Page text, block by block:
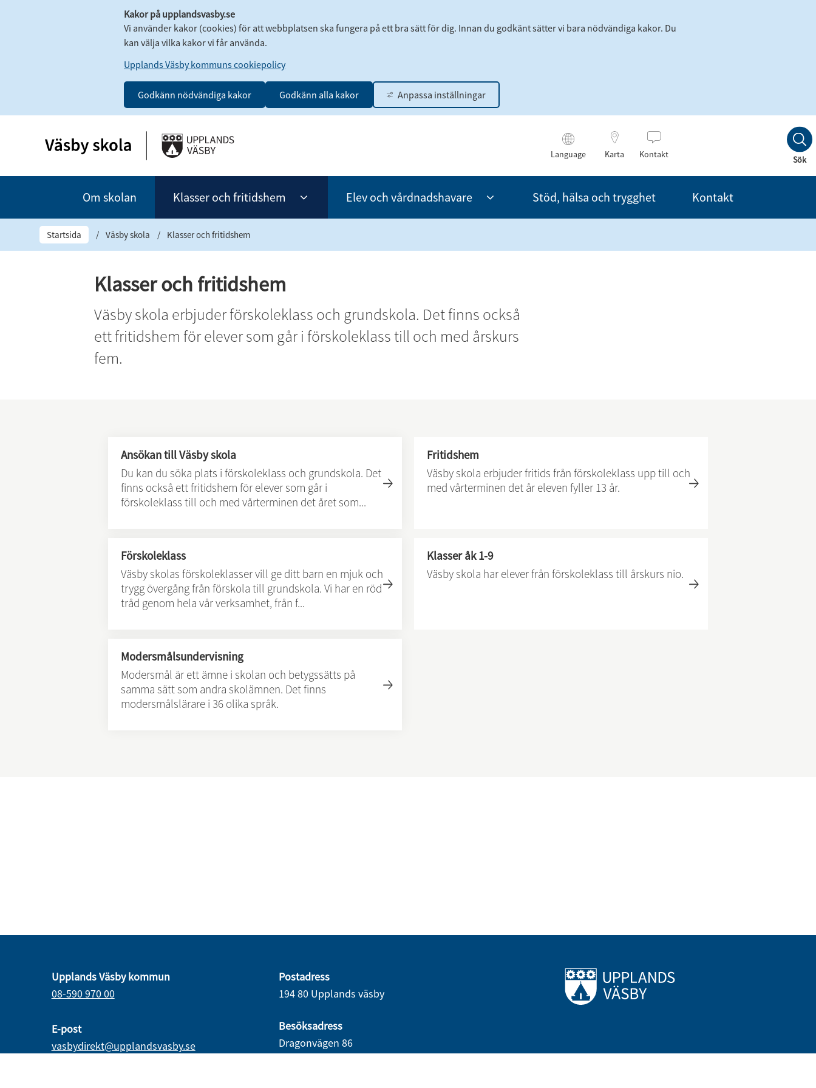
Kakor på upplandsvasby.se
Vi använder kakor (cookies) för att webbplatsen ska fungera på ett bra sätt för dig. Innan du godkänt sätter vi bara nödvändiga kakor. Du
kan välja vilka kakor vi får använda.
Upplands Väsby kommuns cookiepolicy
Godkänn nödvändiga kakor Godkänn alla kakor Anpassa inställningar
Language Karta Kontakt Sök
Om skolan Klasser och fritidshem
för
fritidshem
Elev och vårdnadshavare
för
vårdnadshavare
Stöd, hälsa och trygghet Kontakt
Startsida / Väsby skola / Klasser och fritidshem
Klasser och fritidshem
Väsby skola erbjuder förskoleklass och grundskola. Det finns också
ett fritidshem för elever som går i förskoleklass till och med årskurs
fem.
Ansökan till Väsby skola
Du kan du söka plats i förskoleklass och grundskola. Det
finns också ett fritidshem för elever som går i
förskoleklass till och med vårterminen det året som...
Fritidshem
Väsby skola erbjuder fritids från förskoleklass upp till och
med vårterminen det år eleven fyller 13 år.
Förskoleklass
Väsby skolas förskoleklasser vill ge ditt barn en mjuk och
trygg övergång från förskola till grundskola. Vi har en röd
tråd genom hela vår verksamhet, från f...
Klasser åk 1-9
Väsby skola har elever från förskoleklass till årskurs nio.
Modersmålsundervisning
Modersmål är ett ämne i skolan och betygssätts på
samma sätt som andra skolämnen. Det finns
modersmålslärare i 36 olika språk.
Upplands Väsby kommun
08-590 970 00
E-post
vasbydirekt@upplandsvasby.se
Postadress
194 80 Upplands väsby
Besöksadress
Dragonvägen 86